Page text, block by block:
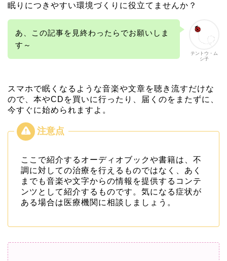
眠りにつきやすい環境づくりに役立てませんか？
テントウ・ム
シ子
あ、この記事を見終わったらでお願いしま
す～
スマホで眠くなるような音楽や文章を聴き流すだけな
ので、本やCDを買いに行ったり、届くのをまたずに、
今すぐに始められますよ。
ここで紹介するオーディオブックや書籍は、不
調に対しての治療を行えるものではなく、あく
までも音楽や文字からの情報を提供するコンテ
ンツとして紹介するものです。気になる症状が
ある場合は医療機関に相談しましょう。